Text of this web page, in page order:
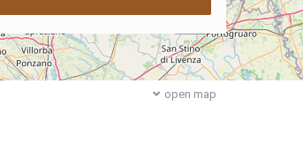
open map